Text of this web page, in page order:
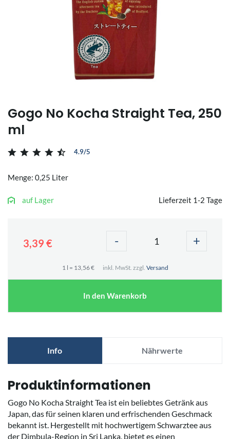
Gogo No Kocha Straight Tea, 250
ml
4.9/5
Menge: 0,25 Liter
auf Lager Lieferzeit 1-2 Tage
3,39 € - +
1 l = 13,56 € inkl. MwSt. zzgl. Versand
In den Warenkorb
Info Nährwerte
Produktinformationen
Gogo No Kocha Straight Tea ist ein beliebtes Getränk aus
Japan, das für seinen klaren und erfrischenden Geschmack
bekannt ist. Hergestellt mit hochwertigem Schwarztee aus
der Dimbula-Region in Sri Lanka, bietet es einen